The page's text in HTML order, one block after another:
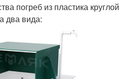
погреб из пластика круглой
два вида: